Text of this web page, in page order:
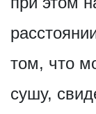
том, что
сушу,